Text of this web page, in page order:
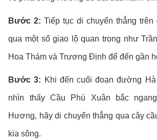
Bước 2: Tiếp tục di chuyển thẳng
qua một số giao lộ quan trọng như
Hoa Thám và Trương Định để đến gần
Bước 3: Khi đến cuối đoạn đường
nhìn thấy Cầu Phú Xuân bắc
Hương, hãy di chuyển thẳng qua cây
kia sông.